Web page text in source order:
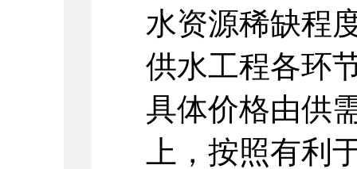
水资源稀缺程
供水工程各环
具体价格由供
上，按照有利